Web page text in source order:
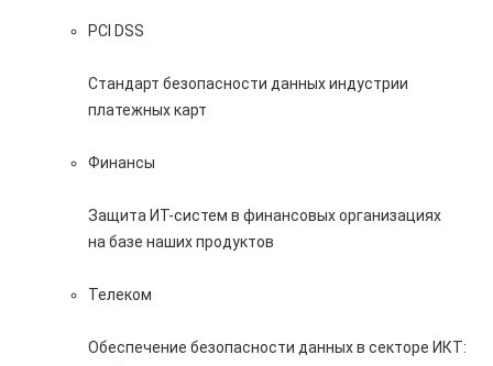
PCI DSS
Стандарт безопасности данных индустрии
платежных карт
Финансы
Защита ИТ-систем в финансовых организациях
на базе наших продуктов
Телеком
Обеспечение безопасности данных в секторе ИКТ: